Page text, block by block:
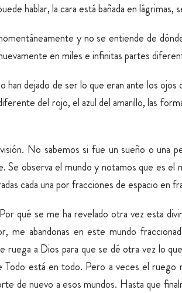
hablar, la cara está bañada en
y no se entiende de
en miles e infinitas partes
dejado de ser lo que eran ante los
del rojo, el azul del amarillo, las
No sabemos si fue un sueño o una
observa el mundo y notamos que es el
cada una por fracciones de espacio en
qué se me ha revelado otra vez esta
me abandonas en este mundo
ruega a Dios para que se dé otra vez lo
está en todo. Pero a veces el ruego
de nuevo a esos mundos. Hasta que